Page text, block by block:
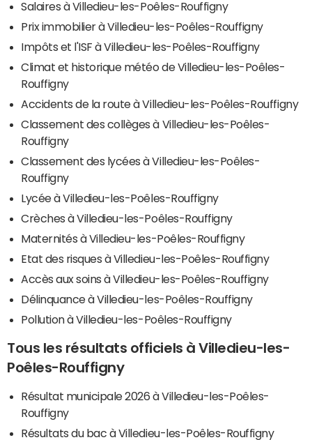
Salaires à Villedieu-les-Poêles-Rouffigny
Prix immobilier à Villedieu-les-Poêles-Rouffigny
Impôts et l'ISF à Villedieu-les-Poêles-Rouffigny
Climat et historique météo de Villedieu-les-Poêles-
Rouffigny
Accidents de la route à Villedieu-les-Poêles-Rouffigny
Classement des collèges à Villedieu-les-Poêles-
Rouffigny
Classement des lycées à Villedieu-les-Poêles-
Rouffigny
Lycée à Villedieu-les-Poêles-Rouffigny
Crèches à Villedieu-les-Poêles-Rouffigny
Maternités à Villedieu-les-Poêles-Rouffigny
Etat des risques à Villedieu-les-Poêles-Rouffigny
Accès aux soins à Villedieu-les-Poêles-Rouffigny
Délinquance à Villedieu-les-Poêles-Rouffigny
Pollution à Villedieu-les-Poêles-Rouffigny
Tous les résultats officiels à Villedieu-les-
Poêles-Rouffigny
Résultat municipale 2026 à Villedieu-les-Poêles-
Rouffigny
Résultats du bac à Villedieu-les-Poêles-Rouffigny